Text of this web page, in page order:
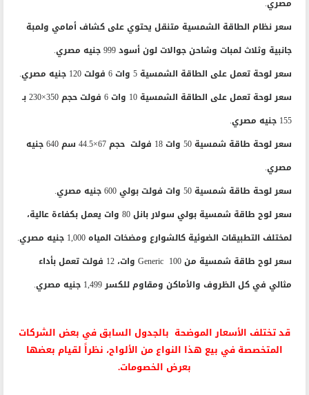
مصري.
سعر نظام الطاقة الشمسية متنقل يحتوي على كشاف أمامي ولمبة
جانبية وثلاث لمبات وشاحن جوالات لون أسود 999 جنيه مصري.
سعر لوحة تعمل على الطاقة الشمسية 5 وات 6 فولت 120 جنيه مصري.
سعر لوحة تعمل على الطاقة الشمسية 10 وات 6 فولت حجم 350×230 بـ
سعر لوحة طاقة شمسية 50 وات 18 فولت حجم 67×44.5 سم 640 جنيه
مصري.
سعر لوحة طاقة شمسية 50 وات فولت بولي 600 جنيه مصري.
سعر لوح طاقة شمسية بولي سولار بانل 80 وات يعمل بكفاءة عالية،
لمختلف التطبيقات الضوئية كالشوارع ومضخات المياه 1,000 جنيه مصري.
سعر لوح طاقة شمسية من Generic 100 وات، 12 فولت تعمل بأداء
مثالي في كل الظروف والأماكن ومقاوم للكسر 1,499 جنيه مصري.
قد تختلف الأسعار الموضحة بالجدول السابق في بعض الشركات
المتخصصة في بيع هذا النواع من الألواح، نظراً لقيام بعضها
بعرض الخصومات.